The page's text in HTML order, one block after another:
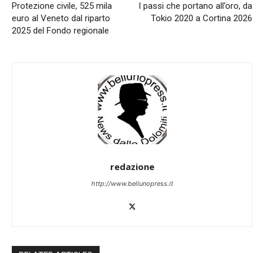
Protezione civile, 525 mila
euro al Veneto dal riparto
2025 del Fondo regionale
I passi che portano all’oro, da
Tokio 2020 a Cortina 2026
redazione
http://www.bellunopress.it